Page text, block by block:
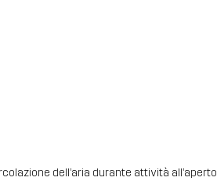
dell’aria durante attività all’aperto